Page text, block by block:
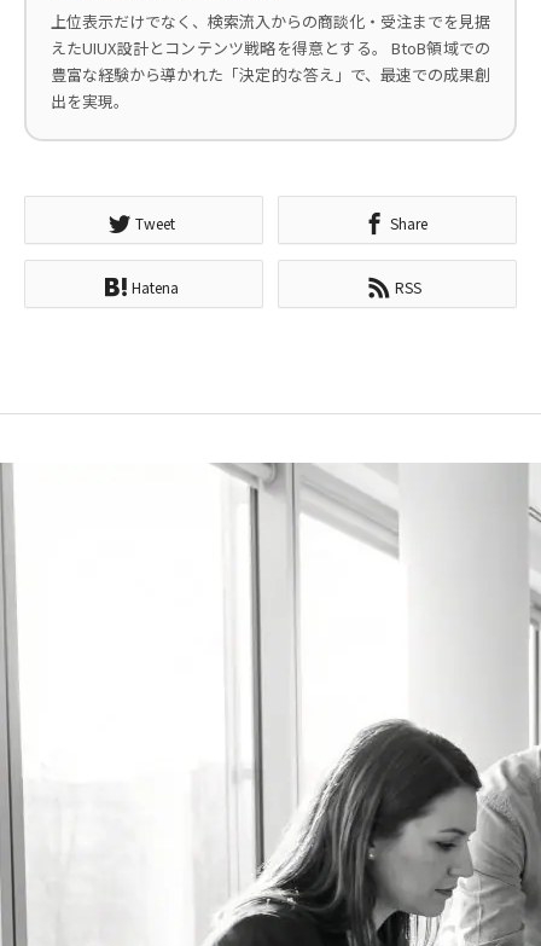
上位表示だけでなく、検索流入からの商談化・受注までを見据
えたUIUX設計とコンテンツ戦略を得意とする。 BtoB領域での
豊富な経験から導かれた「決定的な答え」で、最速での成果創
出を実現。
Tweet Share
Hatena RSS